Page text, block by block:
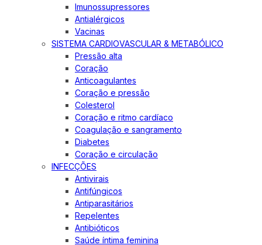
Imunossupressores
Antialérgicos
Vacinas
SISTEMA CARDIOVASCULAR & METABÓLICO
Pressão alta
Coração
Anticoagulantes
Coração e pressão
Colesterol
Coração e ritmo cardíaco
Coagulação e sangramento
Diabetes
Coração e circulação
INFECÇÕES
Antivirais
Antifúngicos
Antiparasitários
Repelentes
Antibióticos
Saúde íntima feminina